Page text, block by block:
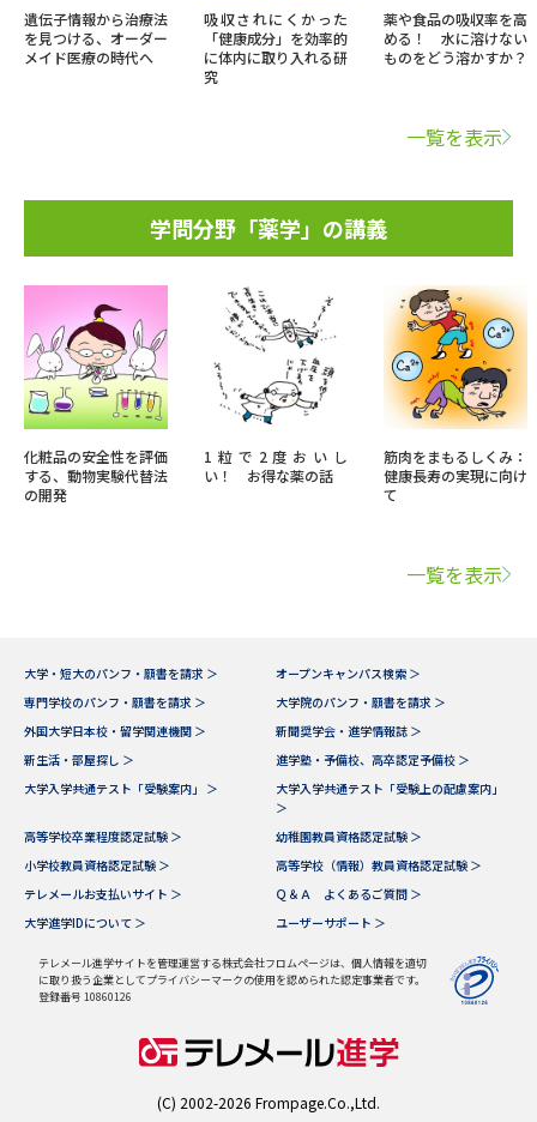
遺伝子情報から治療法
を見つける、オーダー
メイド医療の時代へ
吸収されにくかった
「健康成分」を効率的
に体内に取り入れる研
究
薬や食品の吸収率を高
める！ 水に溶けない
ものをどう溶かすか？
一覧を表示
学問分野「薬学」の講義
化粧品の安全性を評価
する、動物実験代替法
の開発
1粒で2度おいし
い！ お得な薬の話
筋肉をまもるしくみ：
健康長寿の実現に向け
て
一覧を表示
大学・短大のパンフ・願書を請求 ＞
オープンキャンパス検索 ＞
専門学校のパンフ・願書を請求 ＞
大学院のパンフ・願書を請求 ＞
外国大学日本校・留学関連機関 ＞
新聞奨学会・進学情報誌 ＞
新生活・部屋探し ＞
進学塾・予備校、高卒認定予備校 ＞
大学入学共通テスト「受験案内」 ＞
大学入学共通テスト「受験上の配慮案内」
＞
高等学校卒業程度認定試験 ＞
幼稚園教員資格認定試験 ＞
小学校教員資格認定試験 ＞
高等学校（情報）教員資格認定試験 ＞
テレメールお支払いサイト ＞
Ｑ＆Ａ よくあるご質問 ＞
大学進学IDについて ＞
ユーザーサポート ＞
テレメール進学サイトを管理運営する株式会社フロムページは、個人情報を適切
に取り扱う企業としてプライバシーマークの使用を認められた認定事業者です。
登録番号 10860126
(C) 2002-2026 Frompage.Co.,Ltd.